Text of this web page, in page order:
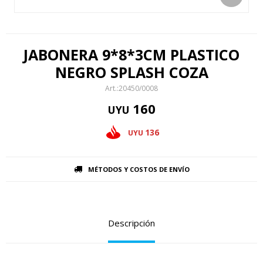
JABONERA 9*8*3CM PLASTICO
NEGRO SPLASH COZA
20450/0008
UYU 160
UYU 136
MÉTODOS Y COSTOS DE ENVÍO
Descripción